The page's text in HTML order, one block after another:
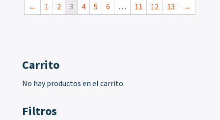
← 1 2 3 4 5 6 … 11 12 13 →
Carrito
No hay productos en el carrito.
Filtros